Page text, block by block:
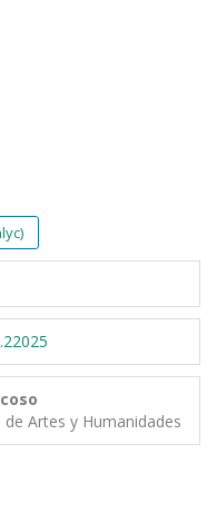
de Artes y Humanidades